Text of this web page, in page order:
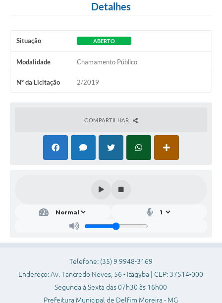
DOCUMENTOS
Cultura
Meio Ambiente
Conheça Delfim Moreira
Arquivos para Download
Detalhes
Situação ABERTO
Modalidade Chamamento Público
Nº da Licitação 2/2019
COMPARTILHAR
Telefone: (35) 9 9948-3169
Endereço: Av. Tancredo Neves, 56 - Itagyba | CEP: 37514-000
Segunda à Sexta das 07h30 às 16h00
Prefeitura Municipal de Delfim Moreira - MG